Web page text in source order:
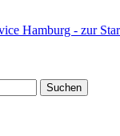
Suchen